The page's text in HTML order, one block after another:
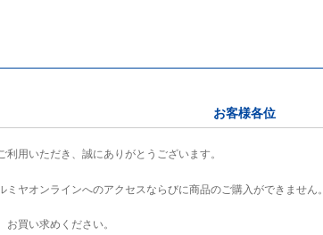
お客様各位
利用いただき、誠にありがとうございます。
ミヤオンラインへのアクセスならびに商品のご購入ができません。
買い求めください。